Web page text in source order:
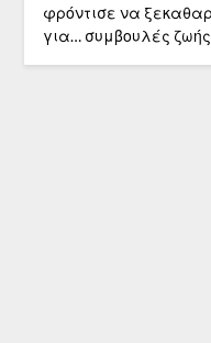
φρόντισε να
για… συμβουλές ζωής